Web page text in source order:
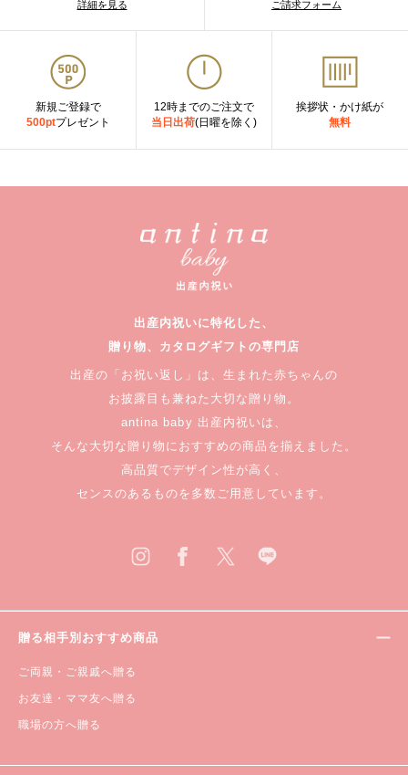
詳細を見る ご請求フォーム
新規ご登録で
500ptプレゼント
12時までのご注文で
当日出荷(日曜を除く)
挨拶状・かけ紙が
無料
出産内祝いに特化した、
贈り物、カタログギフトの専門店
出産の「お祝い返し」は、生まれた赤ちゃんの
お披露目も兼ねた大切な贈り物。
antina baby 出産内祝いは、
そんな大切な贈り物におすすめの商品を揃えました。
高品質でデザイン性が高く、
センスのあるものを多数ご用意しています。
贈る相手別おすすめ商品
ご両親・ご親戚へ贈る
お友達・ママ友へ贈る
職場の方へ贈る